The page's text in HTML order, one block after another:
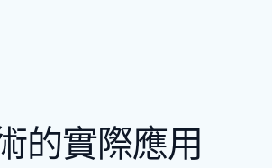
的實際應用